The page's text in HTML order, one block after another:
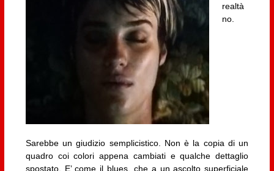
realtà
no.
Sarebbe un giudizio semplicistico. Non è la copia di un
quadro coi colori appena cambiati e qualche dettaglio
spostato. E’ come il blues, che a un ascolto superficiale